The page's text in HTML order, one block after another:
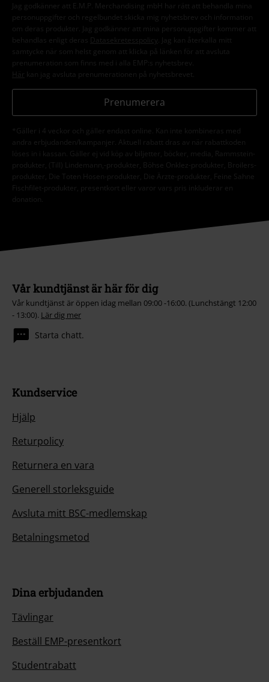
Jag godkänner att E.M.P. Merchandising mbH har rätt att behandla mina
personuppgifter och regelbundet skicka mig nyhetsbrev och information
om deras produkter. Jag godkänner att mina personuppgifter kommer att
behandlas enligt deras
Datasekretesspolicy
. Jag kan återkalla mitt
samtycke när som helst genom att klicka på länken för att avsluta
prenumeration som finns med i alla EMP:s nyhetsbrev.
Här kan jag avsluta prenumerationen på nyhetsbrevet.
Prenumerera
*Gäller i 4 veckor och gäller endast online. Kan inte kombineras med
andra erbjudanden/kampanjer. Aktuell rabatt dras av när rabattkoden
löses in i kassan. Gäller ej vid köp av biljetter, böcker, media, Rammstein-
produkter, (Till) Lindemann,-produkter, Böhse Onklez-produkter, Broilers-
produkter, Die Toten Hosen-produkter, Die Ärzte-produkter, Feine Sahne
Fischfilet-produkter, presentkort eller varor vars pris inkluderar en
donation.
Vår kundtjänst är här för dig
Vår kundtjänst är öppen idag mellan 09:00 -16:00. (Lunchstängt 12:00
- 13:00). Lär dig mer
Starta chatt.
Kundservice
Hjälp
Returpolicy
Returnera en vara
Generell storleksguide
Avsluta mitt BSC-medlemskap
Betalningsmetod
Dina erbjudanden
Tävlingar
Beställ EMP-presentkort
Studentrabatt